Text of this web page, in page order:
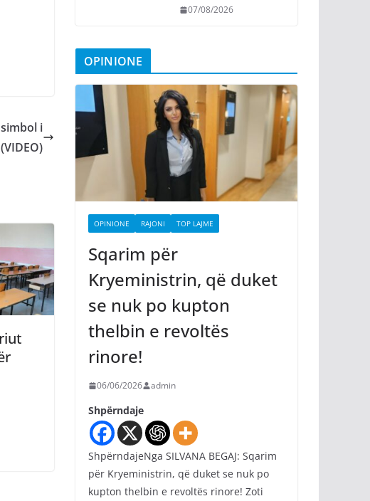
i
07/08/2026
OPINIONE
OPINIONE RAJONI TOP LAJME
Sqarim për
Kryeministrin, që duket
se nuk po kupton
thelbin e revoltës
rinore!
06/06/2026 admin
Shpërndaje
ShpërndajeNga SILVANA BEGAJ: Sqarim
për Kryeministrin, që duket se nuk po
kupton thelbin e revoltës rinore! Zoti